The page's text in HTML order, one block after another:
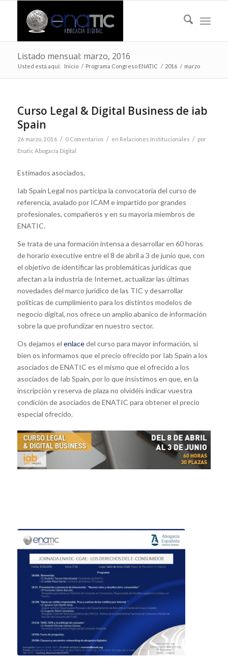
Listado mensual: marzo, 2016
Usted está aquí: Inicio / Programa Congreso ENATIC / 2016 / marzo
Curso Legal & Digital Business de iab
Spain
26 marzo, 2016 / 0 Comentarios / en Relaciones Institucionales / por
Enatic Abogacía Digital
Estimados asociados,
Iab Spain Legal nos participa la convocatoria del curso de
referencia, avalado por ICAM e impartido por grandes
profesionales, compañeros y en su mayoría miembros de
ENATIC.
Se trata de una formación intensa a desarrollar en 60 horas
de horario executive entre el 8 de abril a 3 de junio que, con
el objetivo de identificar las problemáticas jurídicas que
afectan a la industria de Internet, actualizar las últimas
novedades del marco jurídico de las TIC y desarrollar
políticas de cumplimiento para los distintos modelos de
negocio digital, nos ofrece un amplio abanico de información
sobre la que profundizar en nuestro sector.
Os dejamos el enlacedel curso para mayor información, si
bien os informamos que el precio ofrecido por Iab Spain a los
asociados de ENATIC es el mismo que el ofrecido a los
asociados de Iab Spain, por lo que insistimos en que, en la
inscripción y reserva de plaza no olvidéis indicar vuestra
condición de asociados de ENATIC para obtener el precio
especial ofrecido.